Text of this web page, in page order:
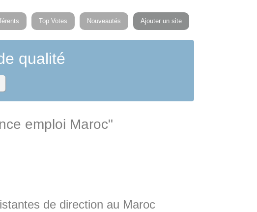
Top Votes Nouveautés Ajouter un site
qualité
emploi Maroc"
de direction au Maroc